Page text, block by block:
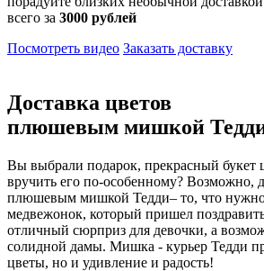
всего за 3000 рублей
Посмотреть видео Заказать доставку
Доставка цветов
плюшевым мишкой
Вы выбрали подарок, прекрасный букет
вручить его по-особенному? Возможно,
плюшевым мишкой Тедди– то, что
медвежонок, который пришел
отличный сюрприз для девочки, а
солидной дамы. Мишка - курьер Тедди
цветы, но и удивление и радость!